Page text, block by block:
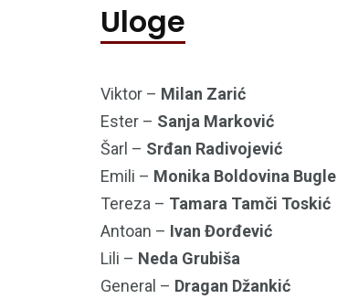
Uloge
Viktor – Milan Zarić
Ester – Sanja Marković
Šarl – Srđan Radivojević
Emili – Monika Boldovina Bugle
Tereza – Tamara Tamči Toskić
Antoan – Ivan Đorđević
Lili – Neda Grubiša
General – Dragan Džankić